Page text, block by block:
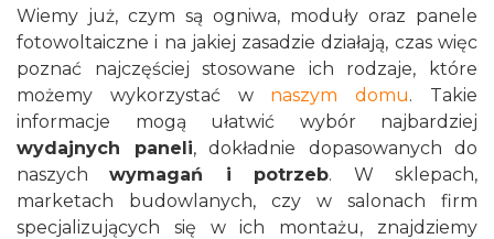
Wiemy już, czym są ogniwa, moduły oraz panele
fotowoltaiczne i na jakiej zasadzie działają, czas więc
poznać najczęściej stosowane ich rodzaje, które
możemy wykorzystać w naszym domu. Takie
informacje mogą ułatwić wybór najbardziej
wydajnych paneli, dokładnie dopasowanych do
naszychwymagań i potrzeb. W sklepach,
marketach budowlanych, czy w salonach firm
specjalizujących się w ich montażu, znajdziemy